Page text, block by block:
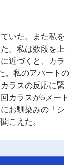
いた。また私を
。私は数段を上
近づくと、カラ
。私のアパートの
ラスの反応に緊
カラスが5メート
お馴染みの「シ
こえた。